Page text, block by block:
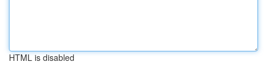
HTML is disabled